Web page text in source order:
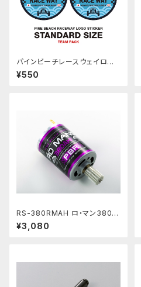
パインビーチレースウェイロゴ
ステッカー【Team pack】PBR
W-005W
¥550
RS-380RMAH ロ・マン380A
Hモーター 15枚ピニオン付
¥3,080